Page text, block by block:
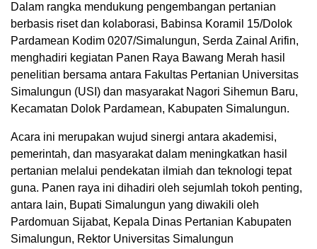
Dalam rangka mendukung pengembangan pertanian
berbasis riset dan kolaborasi, Babinsa Koramil 15/Dolok
Pardamean Kodim 0207/Simalungun, Serda Zainal Arifin,
menghadiri kegiatan Panen Raya Bawang Merah hasil
penelitian bersama antara Fakultas Pertanian Universitas
Simalungun (USI) dan masyarakat Nagori Sihemun Baru,
Kecamatan Dolok Pardamean, Kabupaten Simalungun.
Acara ini merupakan wujud sinergi antara akademisi,
pemerintah, dan masyarakat dalam meningkatkan hasil
pertanian melalui pendekatan ilmiah dan teknologi tepat
guna. Panen raya ini dihadiri oleh sejumlah tokoh penting,
antara lain, Bupati Simalungun yang diwakili oleh
Pardomuan Sijabat, Kepala Dinas Pertanian Kabupaten
Simalungun, Rektor Universitas Simalungun